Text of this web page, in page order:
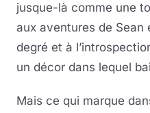
jusque-là comme une
aux aventures de Sean
degré et à
un décor dans lequel
Mais ce qui marque